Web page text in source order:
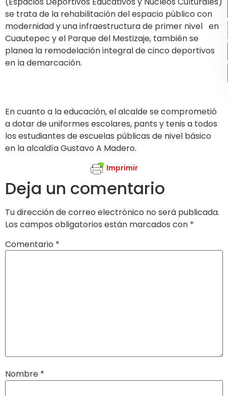
se trata de la rehabilitación del espacio público con
modernidad y una infraestructura de primer nivel en
Cuautepec y el Parque del Mestizaje, también se
planea la remodelación integral de cinco deportivos
en la demarcación.
En cuanto a la educación, el alcalde se comprometió
a dotar de uniformes escolares, pants y tenis a todos
los estudiantes de escuelas públicas de nivel básico
en la alcaldía Gustavo A Madero.
Imprimir
Deja un comentario
Tu dirección de correo electrónico no será publicada.
Los campos obligatorios están marcados con *
Comentario *
Nombre *